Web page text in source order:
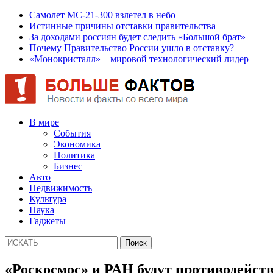
Самолет МС-21-300 взлетел в небо
Истинные причины отставки правительства
За доходами россиян будет следить «Большой брат»
Почему Правительство России ушло в отставку?
«Монокристалл» – мировой технологический лидер
В мире
События
Экономика
Политика
Бизнес
Авто
Недвижимость
Культура
Наука
Гаджеты
«Роскосмос» и РАН будут